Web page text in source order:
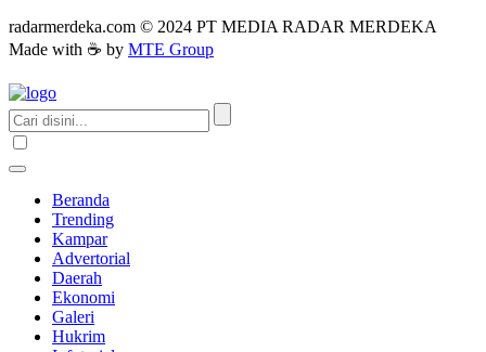
radarmerdeka.com © 2024 PT MEDIA RADAR MERDEKA
Made with ☕ by MTE Group
Beranda
Trending
Kampar
Advertorial
Daerah
Ekonomi
Galeri
Hukrim